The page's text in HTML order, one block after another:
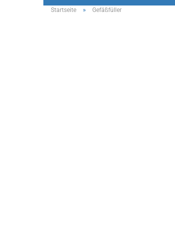
Startseite » Gefäßfüller